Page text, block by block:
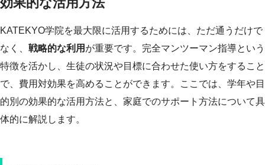
KATEKYO学院を最大限に活用するためには、ただ通うだけで
なく、 戦略的な利用 が重要です。完全マンツーマン指導という
特徴を活かし、生徒の状況や目標に合わせた使い方をすること
で、費用対効果を高めることができます。ここでは、学年や目
的別の効果的な活用方法と、家庭でのサポート方法について具
体的に解説します。